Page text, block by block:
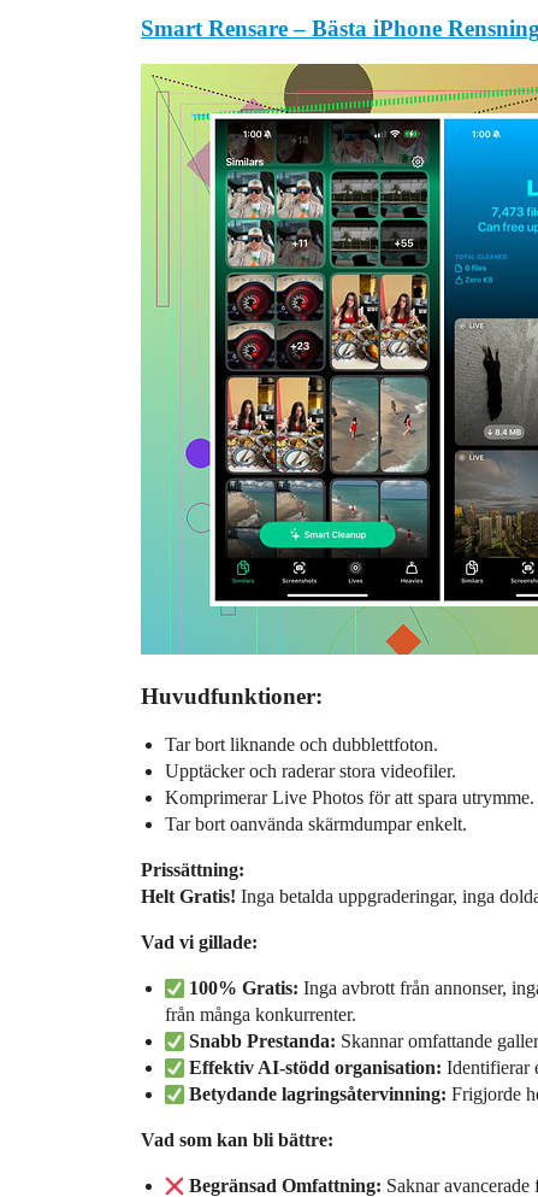
Smart Rensare – Bästa iPhone
Huvudfunktioner:
Tar bort liknande och dubblettfoton.
Upptäcker och raderar stora videofiler.
Komprimerar Live Photos för att spara utrymme.
Tar bort oanvända skärmdumpar enkelt.
Prissättning:
Helt Gratis! Inga betalda uppgraderingar, inga
Vad vi gillade:
100% Gratis: Inga avbrott från annonser,
från många konkurrenter.
Snabb Prestanda: Skannar omfattande
Effektiv AI-stödd organisation: Identifierar
Betydande lagringsåtervinning: Frigjorde
Vad som kan bli bättre:
Begränsad Omfattning: Saknar